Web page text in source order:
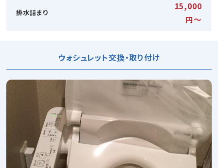
排水詰まり
15,000
円〜
ウォシュレット交換・取り付け